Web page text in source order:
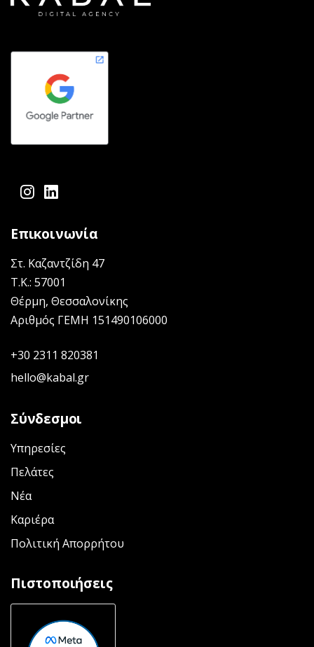
facebook-f
instagram
linkedin
Επικοινωνία
Στ. Καζαντζίδη 47
Τ.Κ.: 57001
Θέρμη, Θεσσαλονίκης
Αριθμός ΓΕΜΗ 151490106000
+30 2311 820381
hello@kabal.gr
Σύνδεσμοι
Υπηρεσίες
Πελάτες
Νέα
Καριέρα
Πολιτική Απορρήτου
Πιστοποιήσεις